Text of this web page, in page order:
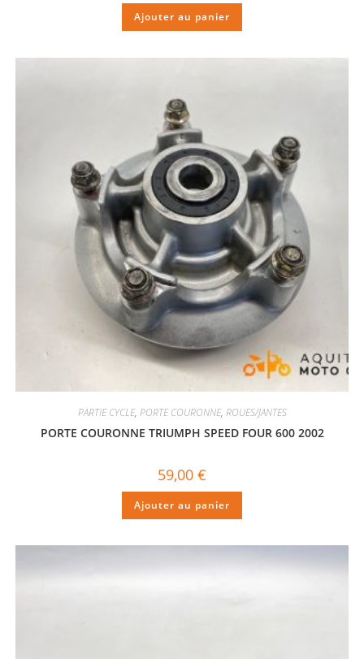
Ajouter au panier
PARTIE CYCLE, PORTE COURONNE, ROUES/JANTES
PORTE COURONNE TRIUMPH SPEED FOUR 600 2002
59,00 €
Ajouter au panier